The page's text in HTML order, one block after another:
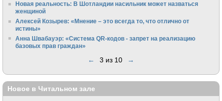
Новая реальность: В Шотландии насильник может назваться
женщиной
Алексей Козырев: «Мнение – это всегда то, что отлично от
истины»
Анна Швабауэр: «Система QR-кодов - запрет на реализацию
базовых прав граждан»
← 3 из 10 →
Новое в Читальном зале